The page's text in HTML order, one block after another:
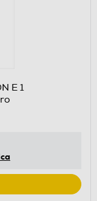
E 1
2-Nero